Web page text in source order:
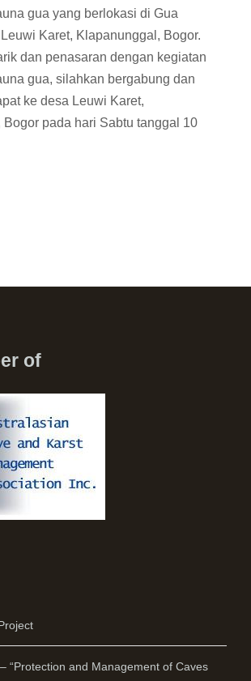
gua yang berlokasi di Gua
Karet, Klapanunggal, Bogor.
dan penasaran dengan kegiatan
gua, silahkan bergabung dan
ke desa Leuwi Karet,
Bogor pada hari Sabtu tanggal 10
of
“Protection and Management of Caves